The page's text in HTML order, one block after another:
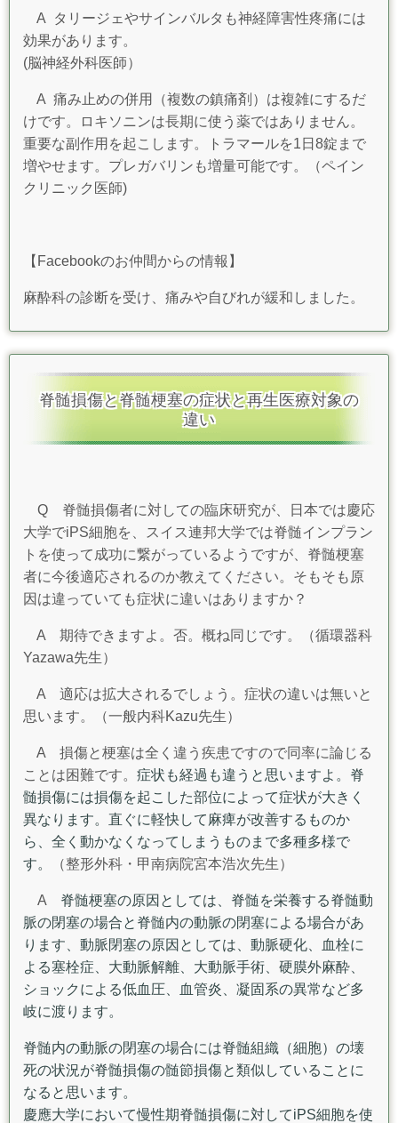
A タリージェやサインバルタも神経障害性疼痛には
効果があります。
(脳神経外科医師）
A 痛み止めの併用（複数の鎮痛剤）は複雑にするだ
けです。ロキソニンは長期に使う薬ではありません。
重要な副作用を起こします。トラマールを1日8錠まで
増やせます。プレガバリンも増量可能です。（ペイン
クリニック医師)
【Facebookのお仲間からの情報】
麻酔科の診断を受け、痛みや自びれが緩和しました。
脊髄損傷と脊髄梗塞の症状と再生医療対象の
違い
Q 脊髄損傷者に対しての臨床研究が、日本では慶応
大学でiPS細胞を、スイス連邦大学では脊髄インプラン
トを使って成功に繋がっているようですが、脊髄梗塞
者に今後適応されるのか教えてください。そもそも原
因は違っていても症状に違いはありますか？
A
期待できますよ。否。概ね同じです。（循環器科
Yazawa先生）
A 適応は拡大されるでしょう。症状の違いは無いと
思います。（一般内科Kazu先生）
A 損傷と梗塞は全く違う疾患ですので同率に論じる
ことは困難です。 症状も経過も違うと思いますよ。脊
髄損傷には損傷を起こした部位によって症状が大きく
異なります。直ぐに軽快して麻痺が改善するものか
ら、全く動かなくなってしまうものまで多種多様で
す。
（整形外科・甲南病院宮本浩次先生）
A 脊髄梗塞の原因としては、脊髄を栄養する脊髄動
脈の閉塞の場合と脊髄内の動脈の閉塞による場合があ
ります、動脈閉塞の原因としては、動脈硬化、血栓に
よる塞栓症、大動脈解離、大動脈手術、硬膜外麻酔、
ショックによる低血圧、血管炎、凝固系の異常など多
岐に渡ります。
脊髄内の動脈の閉塞の場合には脊髄組織（細胞）の壊
死の状況が脊髄損傷の髄節損傷と類似していることに
なると思います。
慶應大学において慢性期脊髄損傷に対してiPS細胞を使